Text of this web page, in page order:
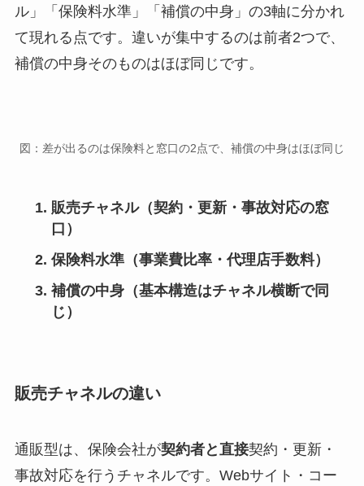
ル」「保険料水準」「補償の中身」の3軸に分かれ
て現れる点です。違いが集中するのは前者2つで、
補償の中身そのものはほぼ同じです。
図：差が出るのは保険料と窓口の2点で、補償の中身はほぼ同じ
販売チャネル（契約・更新・事故対応の窓
口）
保険料水準（事業費比率・代理店手数料）
補償の中身（基本構造はチャネル横断で同
じ）
販売チャネルの違い
通販型は、保険会社が契約者と直接契約・更新・
事故対応を行うチャネルです。Webサイト・コー